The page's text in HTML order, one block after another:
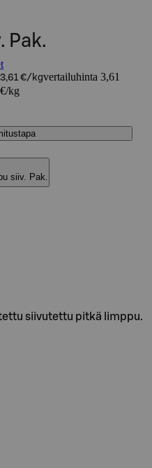
Pak.
3,61 €/kgvertailuhinta 3,61
€/kg
siiv. Pak.
siivutettu pitkä limppu.